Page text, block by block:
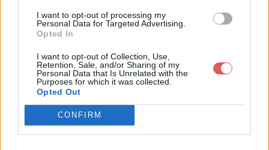
I want to opt-out of processing my
Personal Data for Targeted Advertising.
Opted In
I want to opt-out of Collection, Use,
Retention, Sale, and/or Sharing of my
Personal Data that Is Unrelated with the
Purposes for which it was collected.
Opted Out
CONFIRM
ons.pptx
Télécharger 3 TRANSFORMATION
S Espace prod Révisions.pptx
Télécharger le fichier (7.9 Mo)